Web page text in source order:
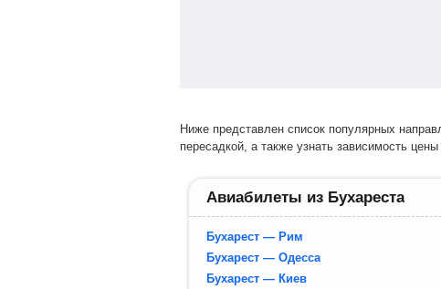
Ниже представлен список популярных направлений перелетов. Выбрав нужное направление, вы сможете купить билет на прямой рейс или авиарейс с
пересадкой, а также узнать зависимость
Авиабилеты из Бухареста
Бухарест — Рим
Бухарест — Одесса
Бухарест — Киев